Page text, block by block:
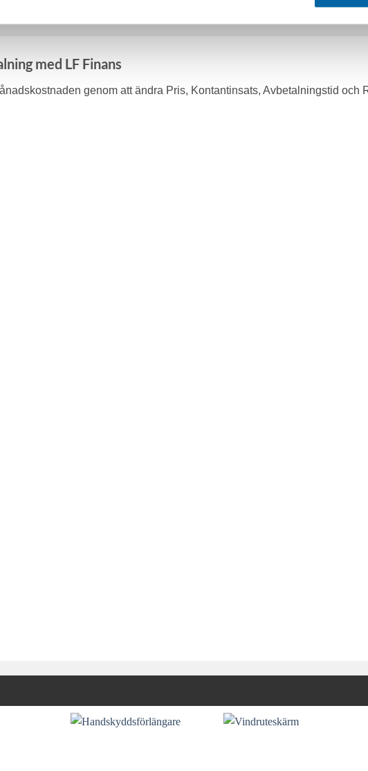
med LF Finans
genom att ändra Pris, Kontantinsats, Avbetalningstid och